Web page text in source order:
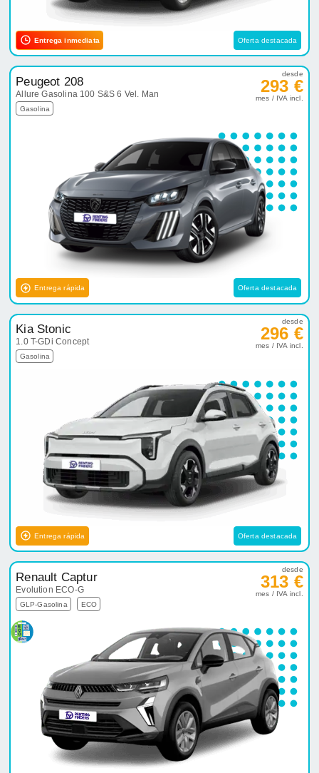
Entrega inmediata Oferta destacada
Peugeot 208
Allure Gasolina 100 S&S 6 Vel. Man
Gasolina
desde
293 €
mes / IVA incl.
Entrega rápida Oferta destacada
Kia Stonic
1.0 T-GDi Concept
Gasolina
desde
296 €
mes / IVA incl.
Entrega rápida Oferta destacada
Renault Captur
Evolution ECO-G
GLP-Gasolina ECO
desde
313 €
mes / IVA incl.